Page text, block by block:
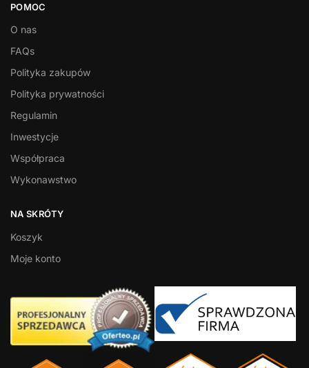
POMOC
O nas
FAQs
Polityka zakupów
Polityka prywatności
Regulamin
Inwestycje
Współpraca
Wykonawstwo
NA SKRÓTY
Koszyk
Moje konto